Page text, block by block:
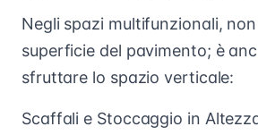
Negli spazi multifunzionali,
superficie del pavimento; è
sfruttare lo spazio verticale:
Scaffali e Stoccaggio in